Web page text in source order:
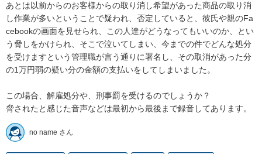
あとは以前からのお客様からの取り消し希望があった商品の取り消
し作業が多いということで疑われ、否定していると、彼氏や親のFa
cebookの画面を見せられ、この人達がどうなってもいいのか、とい
う脅しをかけられ、そこで泣いてしまい、今までの件でどんな処分
を受けますという管理職が言う通りに署名し、その取消があった分
の1万円弱の疑い分の金額の支払いをしてしまいました。
この場合、解雇処分や、刑事罰を受けるのでしょうか？
脅されたと感じた音声などは最初から最後まで録音してあります。
no name さん